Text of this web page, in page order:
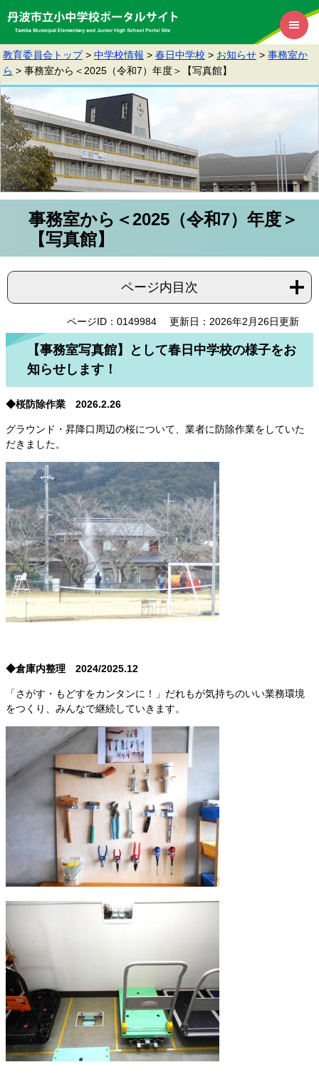
教育委員会トップ > 中学校情報 > 春日中学校 > お知らせ > 事務室か
ら > 事務室から＜2025（令和7）年度＞【写真館】
事務室から＜2025（令和7）年度＞
【写真館】
ページ内目次
ページID：0149984 更新日：2026年2月26日更新
【事務室写真館】として春日中学校の様子をお
知らせします！
◆桜防除作業 2026.2.26
グラウンド・昇降口周辺の桜について、業者に防除作業をしていた
だきました。
◆倉庫内整理 2024/2025.12
「さがす・もどすをカンタンに！」だれもが気持ちのいい業務環境
をつくり、みんなで継続していきます。